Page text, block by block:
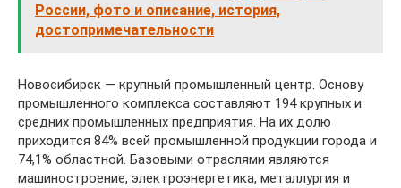
России, фото и описание, история,
достопримечательности
Новосибирск — крупный промышленный центр. Основу
промышленного комплекса составляют 194 крупных и
средних промышленных предприятия. На их долю
приходится 84% всей промышленной продукции города и
74,1% областной. Базовыми отраслями являются
машиностроение, электроэнергетика, металлургия и